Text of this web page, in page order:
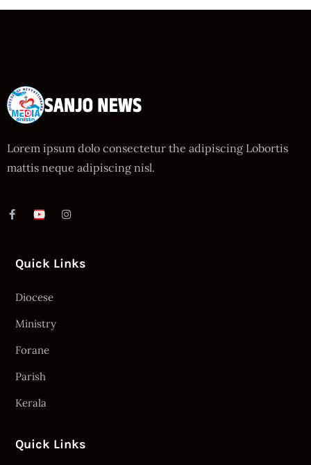
Lorem ipsum dolo consectetur the adipiscing Lobortis
mattis neque adipiscing nisl.
Quick Links
Diocese
Ministry
Forane
Parish
Kerala
Quick Links